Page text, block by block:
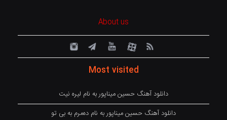
About us
Most visited
دانلود آهنگ حسین میناپور به نام لیره نیت
دانلود آهنگ حسین میناپور به نام دەمرم بە بی تو